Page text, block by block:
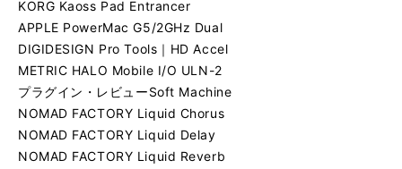
KORG Kaoss Pad Entrancer
APPLE PowerMac G5/2GHz Dual
DIGIDESIGN Pro Tools｜HD Accel
METRIC HALO Mobile I/O ULN-2
プラグイン・レビューSoft Machine
NOMAD FACTORY Liquid Chorus
NOMAD FACTORY Liquid Delay
NOMAD FACTORY Liquid Reverb